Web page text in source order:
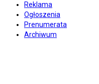
Reklama
Ogłoszenia
Prenumerata
Archiwum